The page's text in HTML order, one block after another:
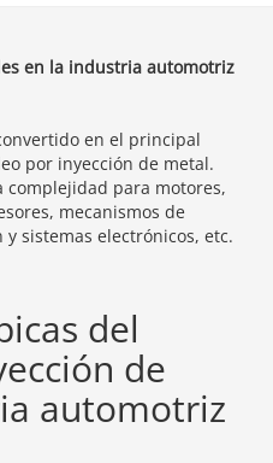
en la industria automotriz
en el principal
por inyección de metal.
complejidad para motores,
mecanismos de
sistemas electrónicos, etc.
del
de
automotriz